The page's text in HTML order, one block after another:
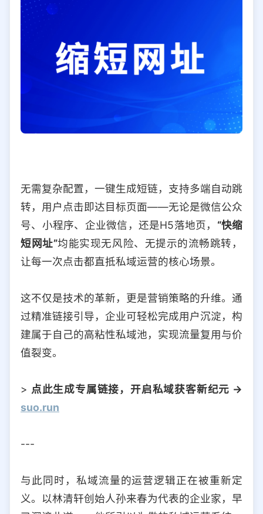
无需复杂配置，一键生成短链，支持多端自动跳
转，用户点击即达目标页面——无论是微信公众
号、小程序、企业微信，还是H5落地页， “快缩
短网址”均能实现无风险、无提示的流畅跳转，
让每一次点击都直抵私域运营的核心场景。
这不仅是技术的革新，更是营销策略的升维。通
过精准链接引导，企业可轻松完成用户沉淀，构
建属于自己的高粘性私域池，实现流量复用与价
值裂变。
> 点此生成专属链接，开启私域获客新纪元 →
suo.run
---
与此同时，私域流量的运营逻辑正在被重新定
义。以林清轩创始人孙来春为代表的企业家，早